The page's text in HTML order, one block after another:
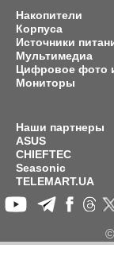
Накопители
Корпуса
Источники
Мультимедиа
Цифровое фото
Мониторы
Наши партнеры
ASUS
CHIEFTEC
Seasonic
TELEMART.UA